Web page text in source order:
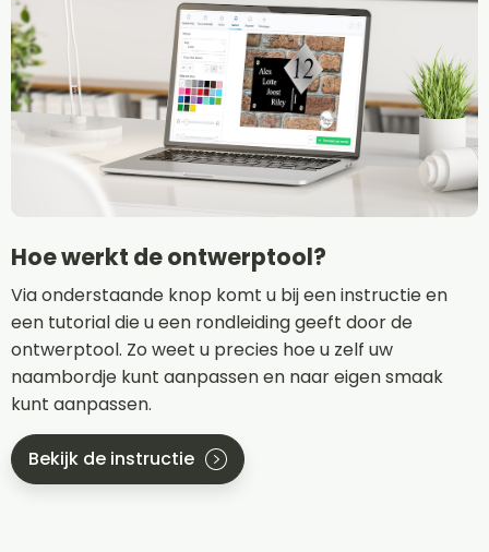
Hoe werkt de ontwerptool?
Via onderstaande knop komt u bij een instructie en
een tutorial die u een rondleiding geeft door de
ontwerptool. Zo weet u precies hoe u zelf uw
naambordje kunt aanpassen en naar eigen smaak
kunt aanpassen.
Bekijk de instructie